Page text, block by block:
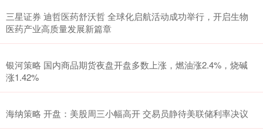
三星证券 迪哲医药舒沃哲 全球化启航活动成功举行，开启生物
医药产业高质量发展新篇章
银河策略 国内商品期货夜盘开盘多数上涨，燃油涨2.4%，烧碱
涨1.42%
海纳策略 开盘：美股周三小幅高开 交易员静待美联储利率决议